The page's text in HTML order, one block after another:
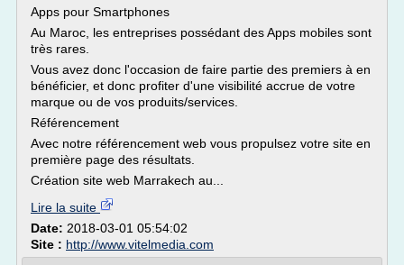
Apps pour Smartphones
Au Maroc, les entreprises possédant des Apps mobiles sont
très rares.
Vous avez donc l'occasion de faire partie des premiers à en
bénéficier, et donc profiter d'une visibilité accrue de votre
marque ou de vos produits/services.
Référencement
Avec notre référencement web vous propulsez votre site en
première page des résultats.
Création site web Marrakech au...
Lire la suite
Date: 2018-03-01 05:54:02
Site : http://www.vitelmedia.com